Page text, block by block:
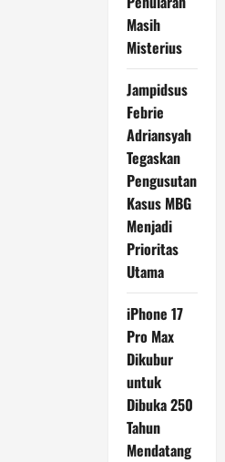
Masih
Misterius
Jampidsus
Febrie
Adriansyah
Tegaskan
Pengusutan
Kasus MBG
Menjadi
Prioritas
Utama
iPhone 17
Pro Max
Dikubur
untuk
Dibuka 250
Tahun
Mendatang